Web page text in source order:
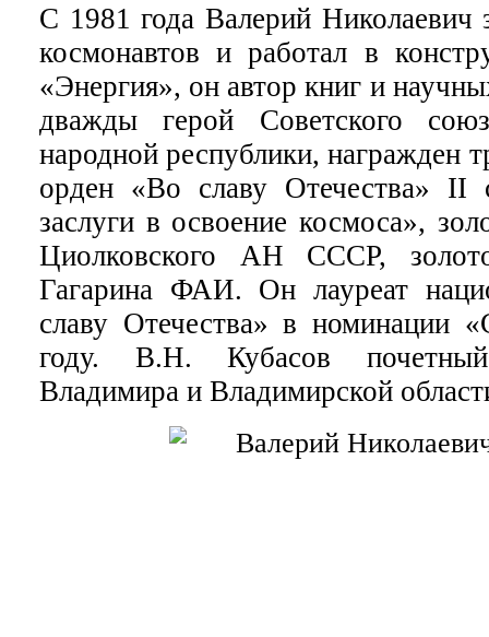
С 1981 года Валерий Николаевич
космонавтов и работал в
«Энергия», он автор книг и
дважды герой Советского
народной республики, награжден
орден «Во славу Отечества» II
заслуги в освоение космоса»,
Циолковского АН СССР,
Гагарина ФАИ. Он лауреат
славу Отечества» в номинации
году. В.Н. Кубасов
Владимира и Владимирской